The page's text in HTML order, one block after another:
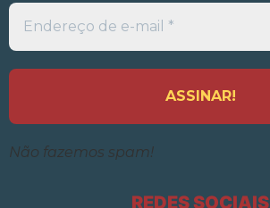
Endereço
de
e-
*
Não fazemos spam!
REDES SOCIAIS